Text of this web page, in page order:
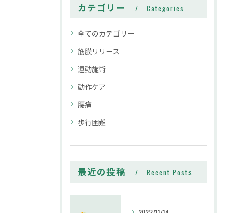
カテゴリー Categories
全てのカテゴリー
筋膜リリース
運動施術
動作ケア
腰痛
歩行困難
最近の投稿 Recent Posts